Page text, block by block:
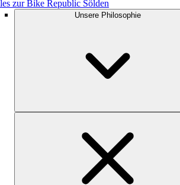
zur Bike Republic Sölden
Unsere Philosophie